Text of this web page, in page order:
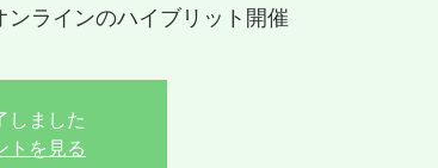
ンラインのハイブリット開催
しました
トを見る